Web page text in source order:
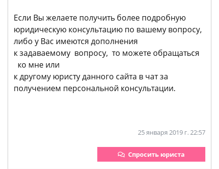
Если Вы желаете получить более подробную
юридическую консультацию по вашему вопросу,
либо у Вас имеются дополнения
к задаваемому вопросу, то можете обращаться
ко мне или
к другому юристу данного сайта в чат за
получением персональной консультации.
25 января 2019 г. 22:57
Спросить юриста